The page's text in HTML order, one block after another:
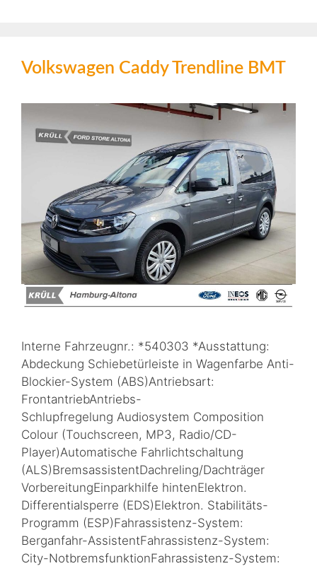
Volkswagen Caddy Trendline BMT
Interne Fahrzeugnr.: *540303 *Ausstattung:
Abdeckung Schiebetürleiste in Wagenfarbe Anti-
Blockier-System (ABS)Antriebsart:
FrontantriebAntriebs-
Schlupfregelung Audiosystem Composition
Colour (Touchscreen, MP3, Radio/CD-
Player)Automatische Fahrlichtschaltung
(ALS)BremsassistentDachreling/Dachträger
VorbereitungEinparkhilfe hintenElektron.
Differentialsperre (EDS)Elektron. Stabilitäts-
Programm (ESP)Fahrassistenz-System:
Berganfahr-AssistentFahrassistenz-System:
City-NotbremsfunktionFahrassistenz-System: